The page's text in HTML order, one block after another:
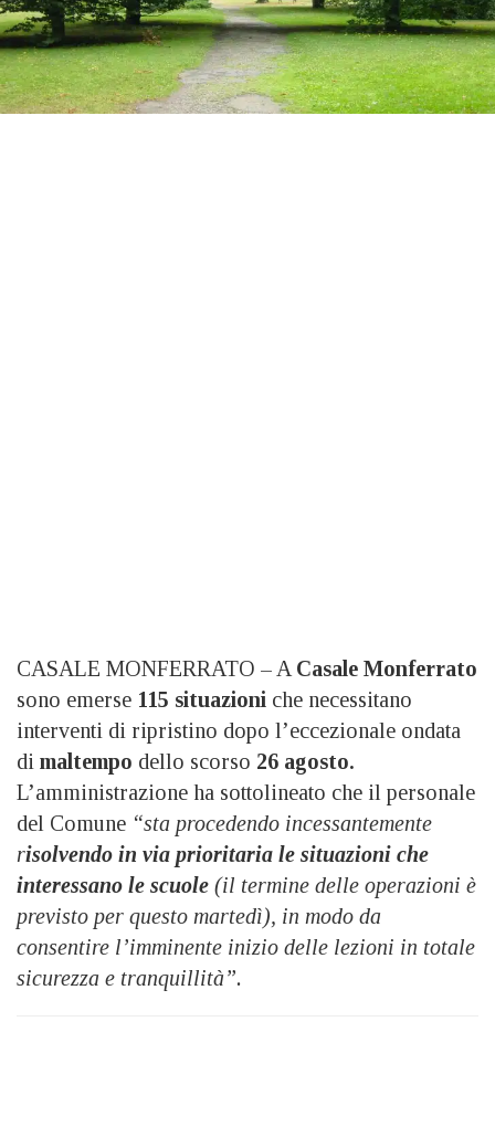
CASALE MONFERRATO – ACasale Monferrato
sono emerse 115 situazioni che necessitano
interventi di ripristino dopo l’eccezionale ondata
di maltempo dello scorso 26 agosto.
L’amministrazione ha sottolineato che il personale
del Comune “sta procedendo incessantemente
risolvendo in via prioritaria le situazioni che
interessano le scuole (il termine delle operazioni è
previsto per questo martedì), in modo da
consentire l’imminente inizio delle lezioni in totale
sicurezza e tranquillità”.